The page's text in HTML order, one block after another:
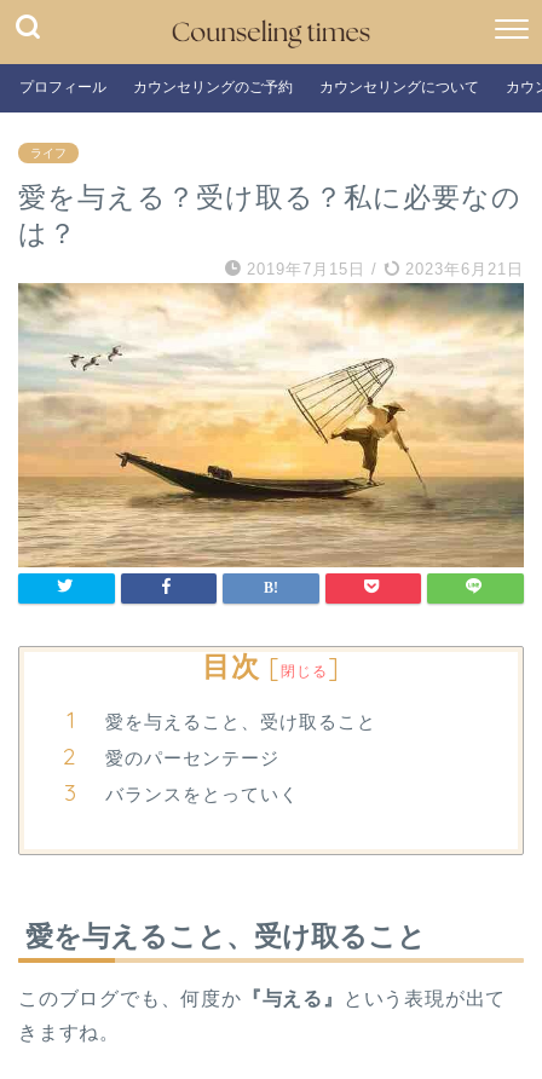
プロフィール カウンセリングのご予約 カウンセリングについて カウ
ライフ
愛を与える？受け取る？私に必要なの
は？
2019年7月15日 / 2023年6月21日
目次 [閉じる ]
愛を与えること、受け取ること
愛のパーセンテージ
バランスをとっていく
愛を与えること、受け取ること
このブログでも、何度か 『与える』
という表現が出て
きますね。